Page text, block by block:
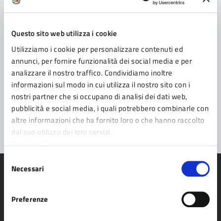
Questo sito web utilizza i cookie
Utilizziamo i cookie per personalizzare contenuti ed
annunci, per fornire funzionalità dei social media e per
analizzare il nostro traffico. Condividiamo inoltre
informazioni sul modo in cui utilizza il nostro sito con i
nostri partner che si occupano di analisi dei dati web,
pubblicità e social media, i quali potrebbero combinarle con
altre informazioni che ha fornito loro o che hanno raccolto
dal suo utilizzo dei loro servizi.
delNecessari
Preferenze
Contatta il Comune
Richiedi assistenza
Prenota appuntamento
Problemi in città
Segnala disservizio